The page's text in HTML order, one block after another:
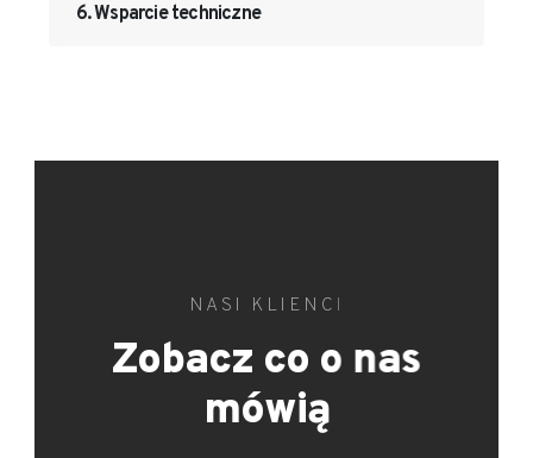
6. Wsparcie techniczne
NASI KLIENCI
Zobacz co o nas
mówią